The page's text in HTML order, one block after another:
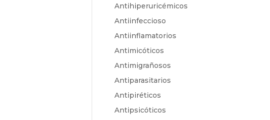
Antihiperuricémicos
Antiinfeccioso
Antiinflamatorios
Antimicóticos
Antimigrañosos
Antiparasitarios
Antipiréticos
Antipsicóticos